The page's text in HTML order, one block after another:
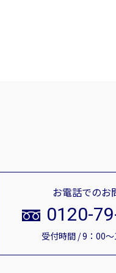
得目的を偽るなど不公
意がない限りは第三者提
お電話でのお
0120-
受付時間 / 9：00